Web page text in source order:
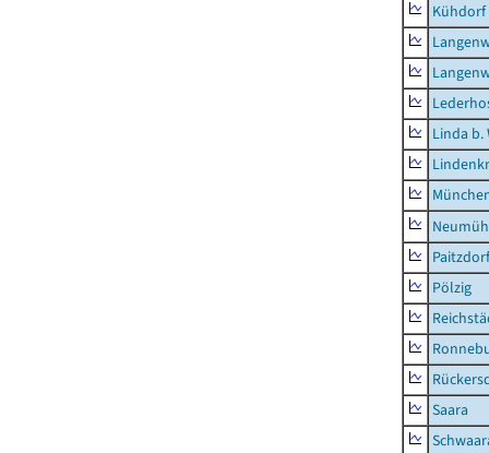
Kühdorf
Linda b.
Paitzdorf
Pölzig
Saara